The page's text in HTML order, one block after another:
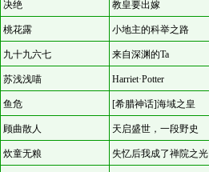
决绝 教皇要出嫁
桃花露 小地主的科举之路
九十九六七 来自深渊的Ta
苏浅浅喵 Harriet·Potter
鱼危 [希腊神话]海域之皇
顾曲散人 天启盛世，一段野史
炊童无粮 失忆后我成了禅院之光